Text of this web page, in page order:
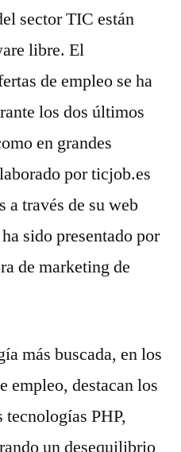
sector TIC están
libre. El
de empleo se ha
los dos últimos
en grandes
por ticjob.es
a través de su web
sido presentado por
de marketing de
más buscada, en los
empleo, destacan los
PHP,
un desequilibrio